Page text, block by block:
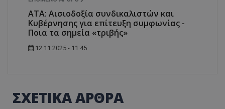
ΑΤΑ: Αισιοδοξία συνδικαλιστών και
Κυβέρνησης για επίτευξη συμφωνίας -
Ποια τα σημεία «τριβής»
12.11.2025 - 11:45
ΣΧΕΤΙΚΑ ΑΡΘΡΑ